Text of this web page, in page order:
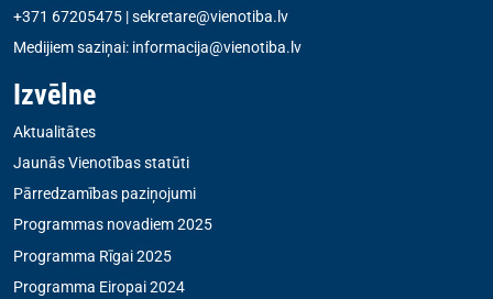
+371 67205475 |sekretare@vienotiba.lv
Medijiem saziņai: informacija@vienotiba.lv
Izvēlne
Aktualitātes
Jaunās Vienotības statūti
Pārredzamības paziņojumi
Programmas novadiem 2025
Programma Rīgai 2025
Programma Eiropai 2024